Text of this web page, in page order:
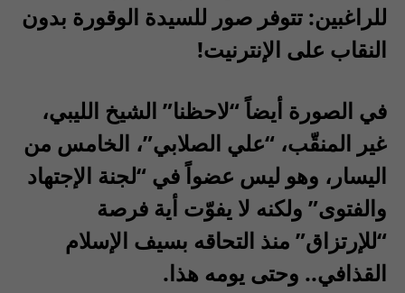
للراغبين: تتوفر صور للسيدة الوقورة بدون
النقاب على الإنترنيت!
في الصورة أيضاً “لاحظنا” الشيخ الليبي،
غير المنقّب، “علي الصلابي”، الخامس من
اليسار، وهو ليس عضواً في “لجنة الإجتهاد
والفتوى” ولكنه لا يفوّت أية فرصة
“للإرتزاق” منذ التحاقه بسيف الإسلام
القذافي.. وحتى يومه هذا.